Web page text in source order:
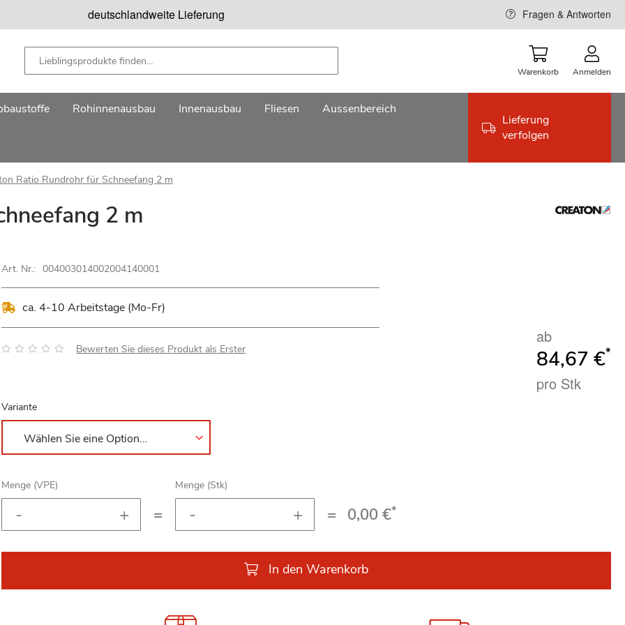
deutschlandweite Lieferung Fragen & Antworten
Warenkorb Anmelden
Rohinnenausbau Innenausbau Fliesen Aussenbereich
Lieferung
verfolgen
Ratio Rundrohr für Schneefang 2 m
2 m
Art. Nr.: 004003014002004140001
ca. 4-10 Arbeitstage (Mo-Fr)
Bewertung: Bewerten Sie dieses Produkt als Erster
ab
84,67 €*
pro Stk
Variante
Menge (VPE)
=
Menge (Stk)
= 0,00 €*
In den Warenkorb